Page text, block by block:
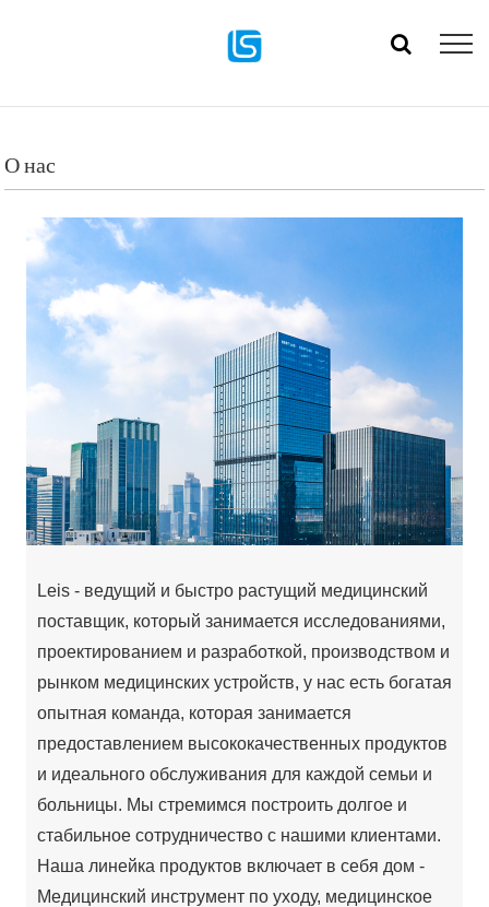
О нас
Leis - ведущий и быстро растущий медицинский
поставщик, который занимается исследованиями,
проектированием и разработкой, производством и
рынком медицинских устройств, у нас есть богатая
опытная команда, которая занимается
предоставлением высококачественных продуктов
и идеального обслуживания для каждой семьи и
больницы. Мы стремимся построить долгое и
стабильное сотрудничество с нашими клиентами.
Наша линейка продуктов включает в себя дом -
Медицинский инструмент по уходу, медицинское